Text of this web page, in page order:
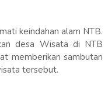
keindahan alam NTB.
desa Wisata di NTB
memberikan sambutan
tersebut.